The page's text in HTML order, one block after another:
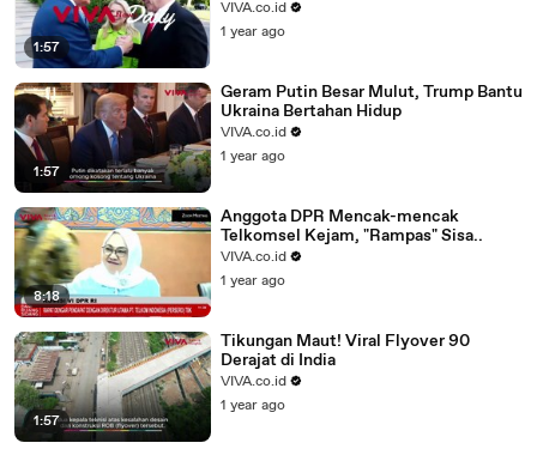
1:57
VIVA.co.id
1 year ago
1:57
Geram Putin Besar Mulut, Trump Bantu
Ukraina Bertahan Hidup
VIVA.co.id
1 year ago
8:18
Anggota DPR Mencak-mencak
Telkomsel Kejam, "Rampas" Sisa..
VIVA.co.id
1 year ago
1:57
Tikungan Maut! Viral Flyover 90
Derajat di India
VIVA.co.id
1 year ago